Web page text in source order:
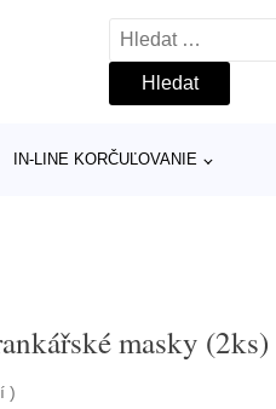
Vyhledávání
IN-LINE KORČUĽOVANIE
masky (2ks)
)